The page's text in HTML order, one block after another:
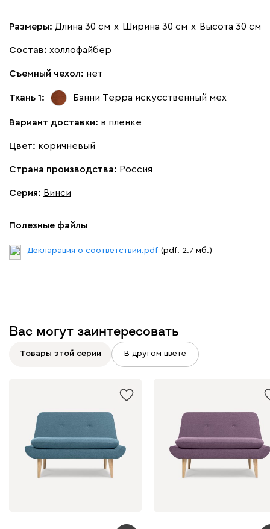
Вертикаль
Мола
Жёлтый Песочный Светло-серый
2790
Размеры: Длина 30 см х Ширина 30 см х Высота 30 см
Состав: холлофайбер
Съемный чехол: нет
Ткань 1: Банни Терра искусственный мех
Вариант доставки: в пленке
Цвет: коричневый
Страна производства: Россия
Серия: Винси
Полезные файлы
Декларация о соответствии.pdf (pdf. 2.7 мб.)
Вас могут заинтересовать
Товары этой серии В другом цвете